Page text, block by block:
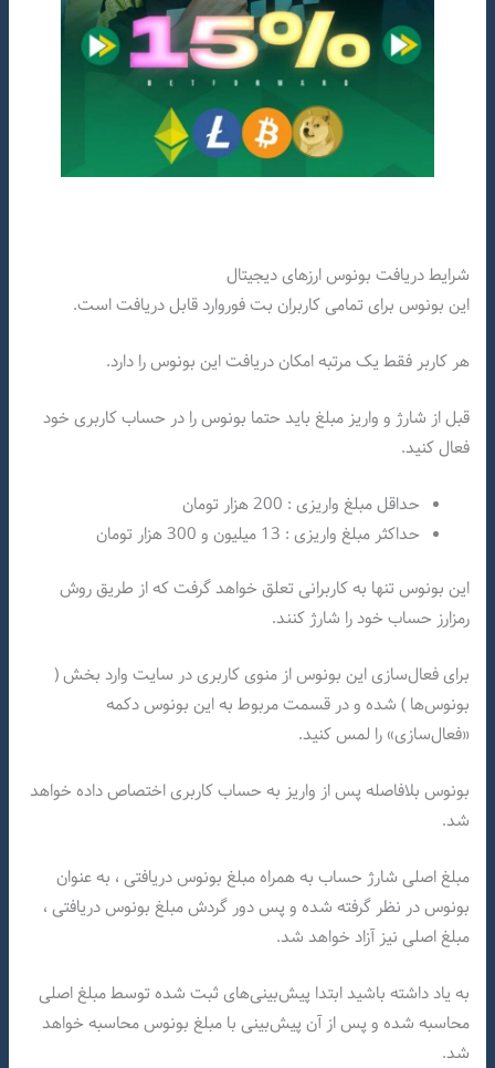
شرایط دریافت بونوس ارزهای دیجیتال
این بونوس برای تمامی کاربران بت فوروارد قابل دریافت است.
هر کاربر فقط یک مرتبه امکان دریافت این بونوس را دارد.
قبل از شارژ و واریز مبلغ باید حتما بونوس را در حساب کاربری خود
فعال کنید.
حداقل مبلغ واریزی : 200 هزار تومان
حداکثر مبلغ واریزی : 13 میلیون و 300 هزار تومان
این بونوس تنها به کاربرانی تعلق خواهد گرفت که از طریق روش
رمزارز حساب خود را شارژ کنند.
برای فعال‌سازی این بونوس از منوی کاربری در سایت وارد بخش (
بونوس‌ها ) شده و در قسمت مربوط به این بونوس دکمه
«فعال‌سازی» را لمس کنید.
بونوس بلافاصله پس از واریز به حساب کاربری اختصاص داده خواهد
شد.
مبلغ اصلی شارژ حساب به همراه مبلغ بونوس دریافتی ، به عنوان
بونوس در نظر گرفته شده و پس دور گردش مبلغ بونوس دریافتی ،‌
مبلغ اصلی نیز آزاد خواهد شد.
به یاد داشته باشید ابتدا پیش‌بینی‌های ثبت شده توسط مبلغ اصلی
محاسبه شده و پس از آن پیش‌بینی با مبلغ بونوس محاسبه خواهد
شد.